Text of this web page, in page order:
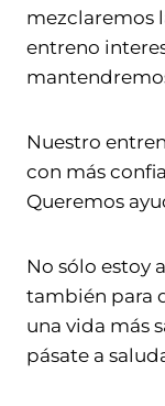
mezclaremos
entreno
Nuestro
con más
Queremos
No sólo estoy
también para
una vida más
pásate a